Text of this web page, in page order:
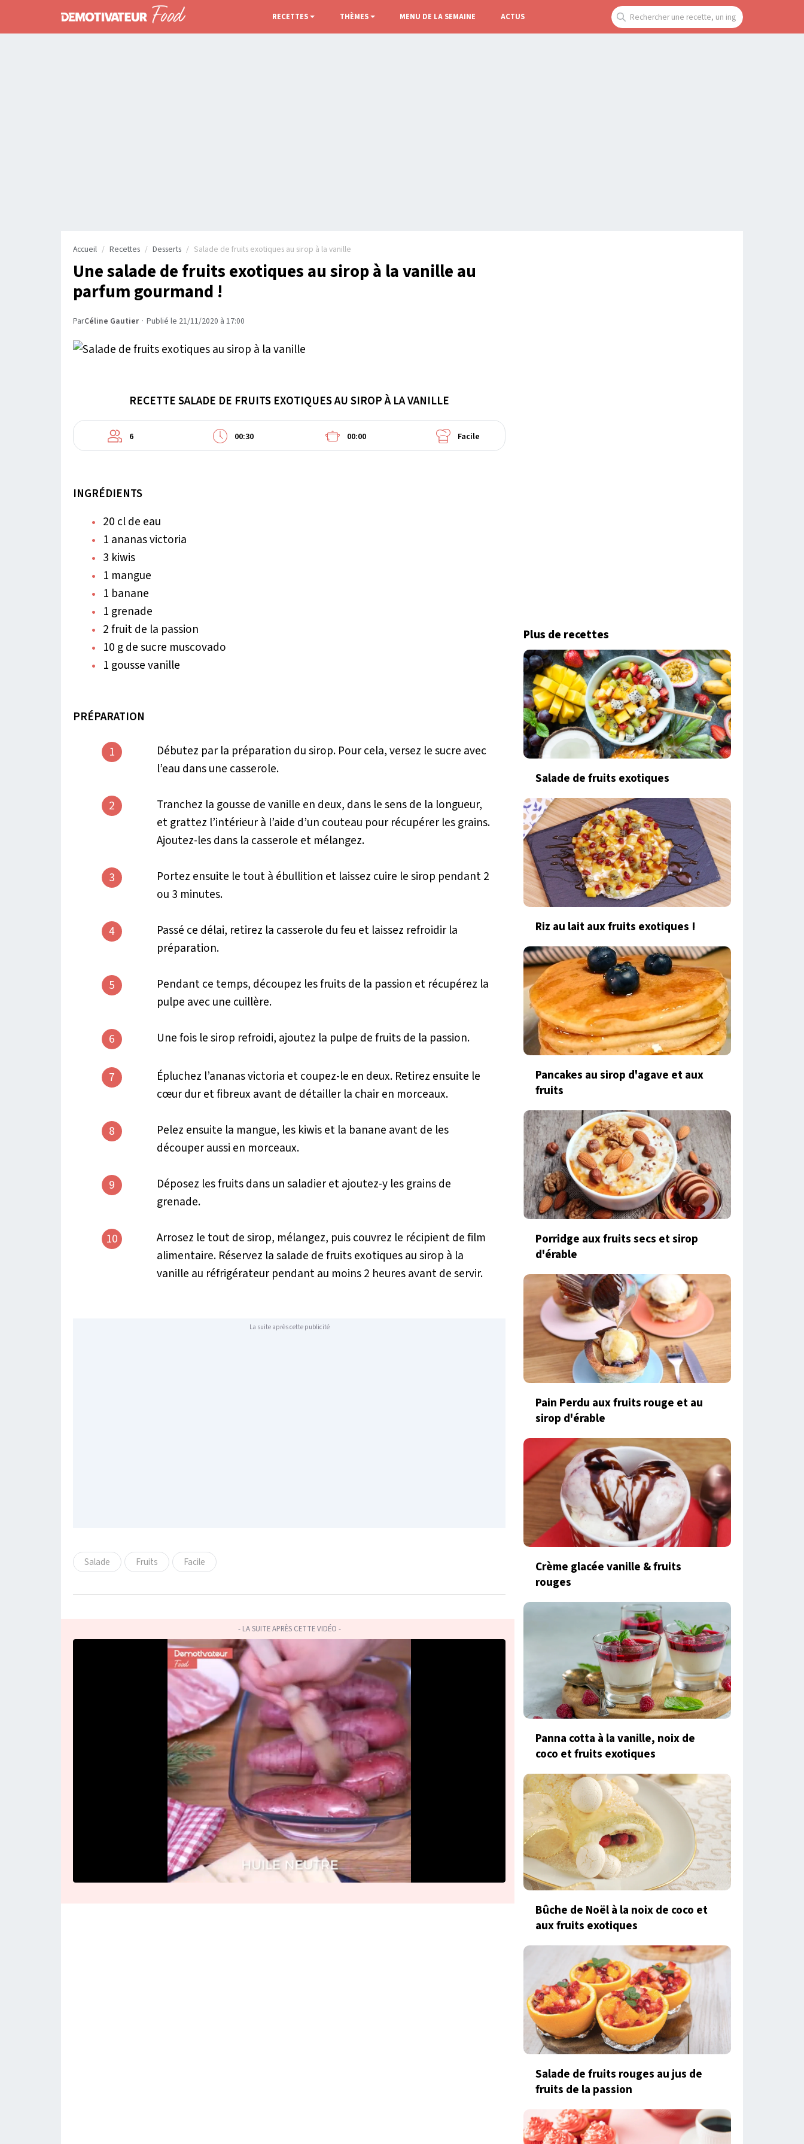
RECETTES THÈMES MENU DE LA SEMAINE ACTUS
Accueil Recettes Desserts Salade de fruits exotiques au sirop à la vanille
Une salade de fruits exotiques au sirop à la vanille au
parfum gourmand !
ParCéline Gautier · Publié le 21/11/2020 à 17:00
RECETTE SALADE DE FRUITS EXOTIQUES AU SIROP À LA VANILLE
6 00:30 00:00 Facile
INGRÉDIENTS
20 cl de eau
1 ananas victoria
3 kiwis
1 mangue
1 banane
1 grenade
2 fruit de la passion
10 g de sucre muscovado
1 gousse vanille
PRÉPARATION
1
Débutez par la préparation du sirop. Pour cela, versez le sucre avec
l’eau dans une casserole.
2
Tranchez la gousse de vanille en deux, dans le sens de la longueur,
et grattez l’intérieur à l’aide d’un couteau pour récupérer les grains.
Ajoutez-les dans la casserole et mélangez.
3
Portez ensuite le tout à ébullition et laissez cuire le sirop pendant 2
ou 3 minutes.
4
Passé ce délai, retirez la casserole du feu et laissez refroidir la
préparation.
5
Pendant ce temps, découpez les fruits de la passion et récupérez la
pulpe avec une cuillère.
6 Une fois le sirop refroidi, ajoutez la pulpe de fruits de la passion.
7
Épluchez l’ananas victoria et coupez-le en deux. Retirez ensuite le
cœur dur et fibreux avant de détailler la chair en morceaux.
8
Pelez ensuite la mangue, les kiwis et la banane avant de les
découper aussi en morceaux.
9
Déposez les fruits dans un saladier et ajoutez-y les grains de
grenade.
10
Arrosez le tout de sirop, mélangez, puis couvrez le récipient de film
alimentaire. Réservez la salade de fruits exotiques au sirop à la
vanille au réfrigérateur pendant au moins 2 heures avant de servir.
La suite après cette publicité
Salade Fruits Facile
- LA SUITE APRÈS CETTE VIDÉO -
Plus de recettes
Salade de fruits exotiques
Riz au lait aux fruits exotiques !
Pancakes au sirop d'agave et aux
fruits
Porridge aux fruits secs et sirop
d'érable
Pain Perdu aux fruits rouge et au
sirop d'érable
Crème glacée vanille & fruits
rouges
Panna cotta à la vanille, noix de
coco et fruits exotiques
Bûche de Noël à la noix de coco et
aux fruits exotiques
Salade de fruits rouges au jus de
fruits de la passion